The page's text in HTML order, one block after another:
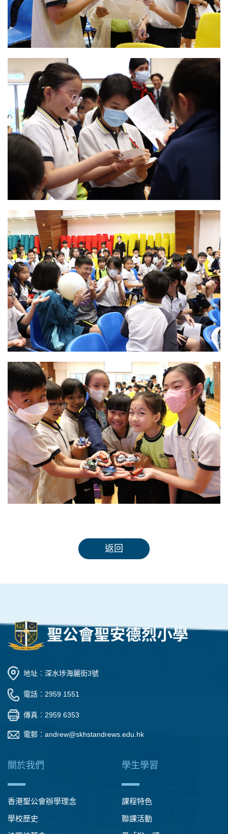
返回
地址︰深水埗海麗街3號
電話︰2959 1551
傳真︰2959 6353
電郵︰ andrew@skhstandrews.edu.hk
關於我們
香港聖公會辦學理念
學校歷史
學生學習
課程特色
聯課活動